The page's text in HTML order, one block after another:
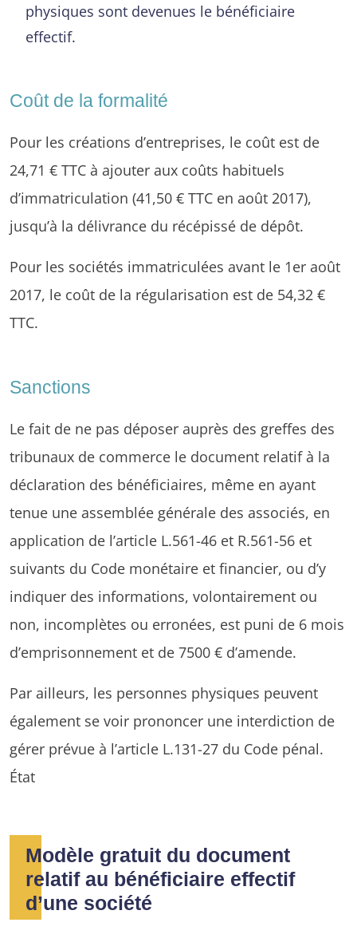
physiques sont devenues le bénéficiaire
effectif.
Coût de la formalité
Pour les créations d’entreprises, le coût est de
24,71 € TTC à ajouter aux coûts habituels
d’immatriculation (41,50 € TTC en août 2017),
jusqu’à la délivrance du récépissé de dépôt.
Pour les sociétés immatriculées avant le 1er août
2017, le coût de la régularisation est de 54,32 €
TTC.
Sanctions
Le fait de ne pas déposer auprès des greffes des
tribunaux de commerce le document relatif à la
déclaration des bénéficiaires, même en ayant
tenue une assemblée générale des associés, en
application de l’article L.561-46 et R.561-56 et
suivants du Code monétaire et financier, ou d’y
indiquer des informations, volontairement ou
non, incomplètes ou erronées, est puni de 6 mois
d’emprisonnement et de 7500 € d’amende.
Par ailleurs, les personnes physiques peuvent
également se voir prononcer une interdiction de
gérer prévue à l’article L.131-27 du Code pénal.
État
Modèle gratuit du document
relatif au bénéficiaire effectif
d’une société